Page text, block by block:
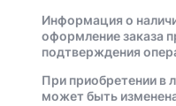
Информация о
оформление заказа
подтверждения
При приобретении в
может быть